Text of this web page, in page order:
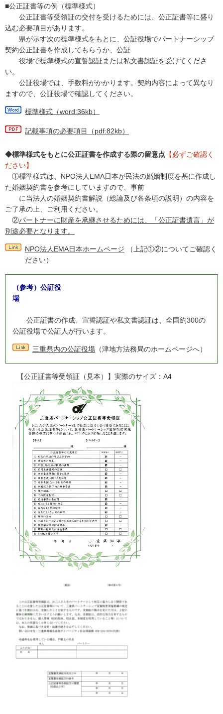
■公正証書等の例（標準様式）
公正証書等受領証の交付を受けるためには、公正証書等に盛り
込む必要項目があります。
県が示す次の標準様式をもとに、公証役場でパートナーシップ
契約公正証書を作成してもらうか、公証
役場で標準様式の宣誓認証または私文書認証を受けてくださ
い。
公証役場では、手数料がかかります。契約内容によって異なり
ますので、公証役場で確認してください。
標準様式（word:36kb）
記載事項の必要項目（pdf:82kb）
◆標準様式をもとに公正証書を作成する際の留意点 【必ずご確認く
ださい】
①標準様式は、NPO法人EMA日本が民法の婚姻制度を基に作成し
た婚姻契約書を参考にしていますので、事前
に当法人の婚姻契約書解説（総論及び各条項の説明）の内容を
ご了承の上、ご利用ください。
②パートナーに財産を承継させるためには、「公正証書遺言」が
別途必要となります。
NPO法人EMA日本ホームページ （上記①②についてご確認く
ださい）
（参考）公証役
場
公正証書の作成、宣誓認証や私文書認証は、全国約300の
公証役場で公証人が行います。
三重県内の公証役場 （津地方法務局のホームページへ）
【公正証書等受領証（見本）】実際のサイズ：A4